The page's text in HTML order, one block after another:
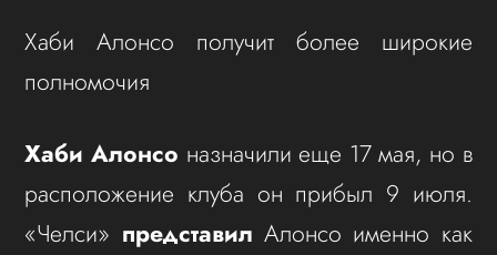
Хаби Алонсо получит более широкие
полномочия
Хаби Алонсо назначили еще 17 мая, но в
расположение клуба он прибыл 9 июля.
«Челси» представил Алонсо именно как